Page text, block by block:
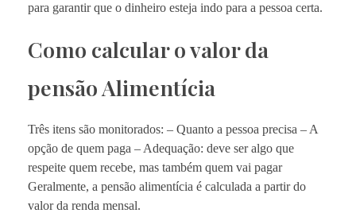
para garantir que o dinheiro esteja indo para a pessoa certa.
Como calcular o valor da
pensão Alimentícia
Três itens são monitorados: – Quanto a pessoa precisa – A
opção de quem paga – Adequação: deve ser algo que
respeite quem recebe, mas também quem vai pagar
Geralmente, a pensão alimentícia é calculada a partir do
valor da renda mensal.